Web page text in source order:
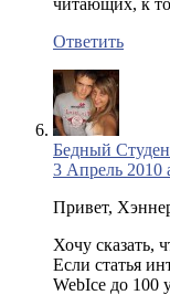
Ответить
Бедный
3 Апрель 2010
Привет,
Хочу сказать,
Если статья
WebIce до 100